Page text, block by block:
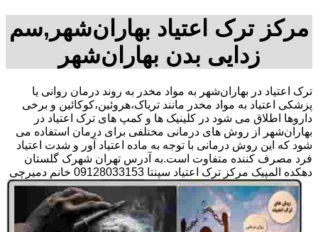
مرکز ترک اعتیاد بهاران‌شهر,سم
زدایی بدن بهاران‌شهر
ترک اعتیاد در بهاران‌شهر به مواد مخدر به روند درمان روانی یا
پزشکی اعتیاد به مواد مخدر مانند تریاک،هروئین،کوکائین و برخی
داروها اطلاق می شود در کلینیک ها و کمپ های ترک اعتیاد در
بهاران‌شهر از روش های درمانی مختلفی برای درمان استفاده می
شود که این روش درمانی با توجه به ماده اعتیاد آور و شدت اعتیاد
فرد مصرف کننده متفاوت است.به آدرس تهران شهرک گلستان
دهکده المپیک مرکز ترک اعتیاد سپنتا 09128033153 خانم دمیرچی